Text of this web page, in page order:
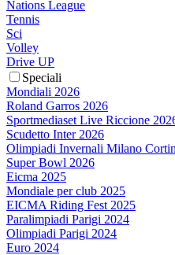
Nations League
Tennis
Sci
Volley
Drive UP
Speciali
Mondiali 2026
Roland Garros 2026
Sportmediaset Live Riccione
Scudetto Inter 2026
Olimpiadi Invernali Milano
Super Bowl 2026
Eicma 2025
Mondiale per club 2025
EICMA Riding Fest 2025
Paralimpiadi Parigi 2024
Olimpiadi Parigi 2024
Euro 2024